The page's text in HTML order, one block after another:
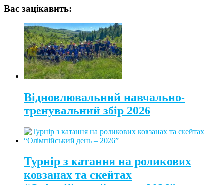
Вас зацікавить:
Відновлювальний навчально-
тренувальний збір 2026
Турнір з катання на роликових
ковзанах та скейтах